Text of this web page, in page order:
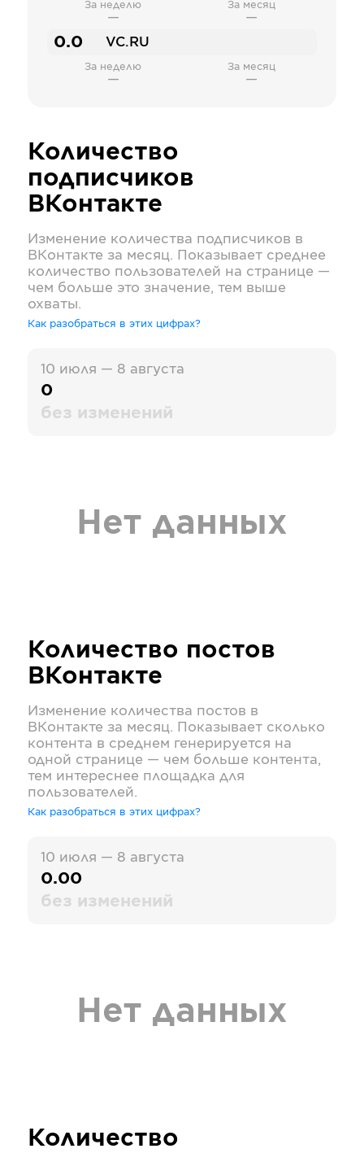
За неделю
—
За месяц
—
0.0 VC.RU
За неделю
—
За месяц
—
Количество
подписчиков
ВКонтакте
Изменение количества подписчиков в
ВКонтакте за месяц. Показывает среднее
количество пользователей на странице —
чем больше это значение, тем выше
охваты.
Как разобраться в этих цифрах?
10 июля — 8 августа
0
без изменений
Нет данных
Количество постов
ВКонтакте
Изменение количества постов в
ВКонтакте за месяц. Показывает сколько
контента в среднем генерируется на
одной странице — чем больше контента,
тем интереснее площадка для
пользователей.
Как разобраться в этих цифрах?
10 июля — 8 августа
0.00
без изменений
Нет данных
Количество